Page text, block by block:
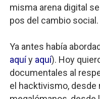
misma arena digital
pos del cambio social.
Ya antes había
aquíy aquí). Hoy
documentales al
el hacktivismo, desde